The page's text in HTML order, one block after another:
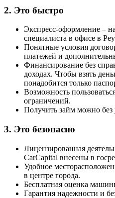
2. Это быстро
Экспресс-оформление –
специалиста в офисе в
Понятные условия
платежей и
Финансирование без
доходах. Чтобы взять
понадобится только
Возможность
ограничений.
Получить займ можно без
3. Это безопасно
Лицензированная
CarCapital внесены в
Удобное
в центре города.
Бесплатная оценка
Гарантия надежности и